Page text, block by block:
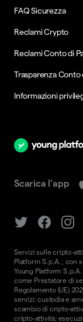
FAQ Sicurezza
Reclami Crypto
Reclami Conto di
Trasparenza Conto
Informazioni
Scarica l'app
Servizi sulle cripto-
Platform S.p.A., con
Young Platform
come Prestatore di
Regolamento (UE)
servizi: custodia e
scambio di cripto-
cripto-attività;